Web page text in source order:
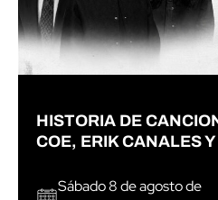
HISTORIA DE
COE, ERIK CANALES
Sábado 8 de agosto de